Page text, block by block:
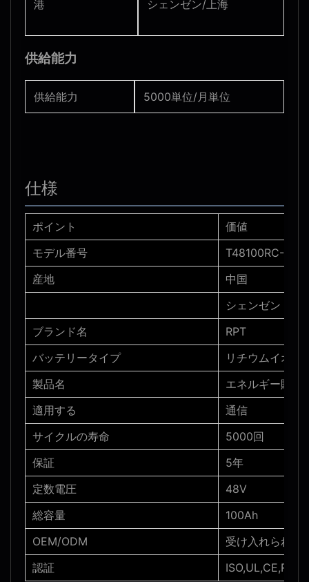
港 シェンゼン/上海
供給能力
供給能力 5000単位/月単位
仕様
ポイント
価値
モデル番号
T48100RC-3U
産地
中国
シェンゼン
ブランド名
RPT
バッテリータイプ
リチウムイオン
製品名
エネルギー貯蔵
適用する
通信
サイクルの寿命
5000回
保証
5年
定数電圧
48V
総容量
100Ah
OEM/ODM
受け入れられる
認証